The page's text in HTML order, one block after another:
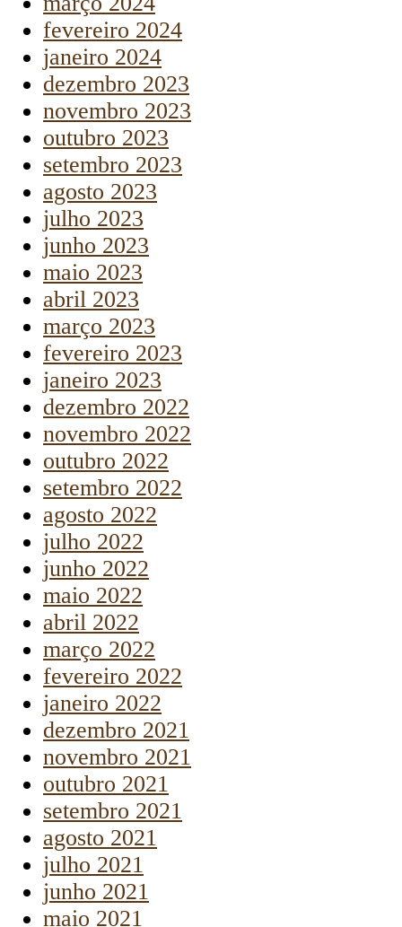
fevereiro 2024
janeiro 2024
dezembro 2023
novembro 2023
outubro 2023
setembro 2023
agosto 2023
julho 2023
junho 2023
maio 2023
abril 2023
março 2023
fevereiro 2023
janeiro 2023
dezembro 2022
novembro 2022
outubro 2022
setembro 2022
agosto 2022
julho 2022
junho 2022
maio 2022
abril 2022
março 2022
fevereiro 2022
janeiro 2022
dezembro 2021
novembro 2021
outubro 2021
setembro 2021
agosto 2021
julho 2021
junho 2021
maio 2021